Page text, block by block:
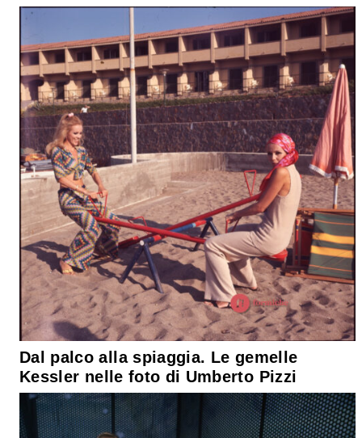
Dal palco alla spiaggia. Le gemelle
Kessler nelle foto di Umberto Pizzi